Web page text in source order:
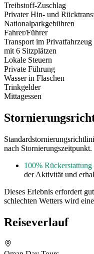
Treibstoff-Zuschlag
Privater Hin- und
Nationalparkgebühren
Fahrer/Führer
Transport im
mit 6 Sitzplätzen
Lokale Steuern
Private Führung
Wasser in Flaschen
Trinkgelder
Mittagessen
nach Stornierungszeitpunkt.
100% Rückerstattung
der Aktivität und
Dieses Erlebnis erfordert
schlechten Wetters wird
Reiseverlauf